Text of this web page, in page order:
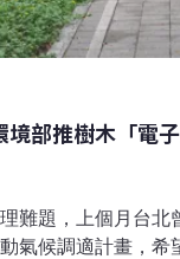
境部推樹木「電
難題，上個月台
氣候調適計畫，希